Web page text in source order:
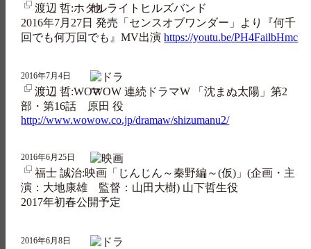
渡辺 哲:ホタルライトヒルズバンド
2016年7月27日 発売「センスオブワンダー」より『何千
回でも何万回でも』MV出演https://youtu.be/PH4FailbHmc
2016年7月4日
渡辺 哲:WOWOW 連続ドラマW 「沈まぬ太陽」第2
部・第16話 原田 役
http://www.wowow.co.jp/dramaw/shizumanu2/
2016年6月25日
福士 誠治:映画「じんじん～秦野編～(仮)」(企画・主
演：大地康雄 監督：山田大樹) 山下哲生役
2017年初春公開予定
2016年6月8日